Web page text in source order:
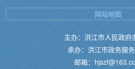
主办：洪江市人民政府
承办：洪江市政务服
邮箱：
网站地图